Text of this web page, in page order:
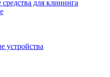
для клининга
устройства